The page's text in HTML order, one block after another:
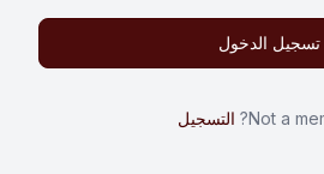
Not a التسجيل